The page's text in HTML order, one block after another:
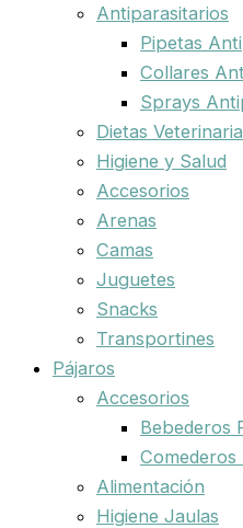
Antiparasitarios
Pipetas
Collares
Sprays
Dietas Veterinaria
Higiene y Salud
Accesorios
Arenas
Camas
Juguetes
Snacks
Transportines
Pájaros
Accesorios
Bebederos
Comederos
Alimentación
Higiene Jaulas